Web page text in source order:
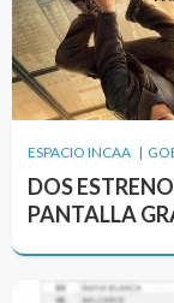
ESPACIO INCAA |
DOS
PANTALLA